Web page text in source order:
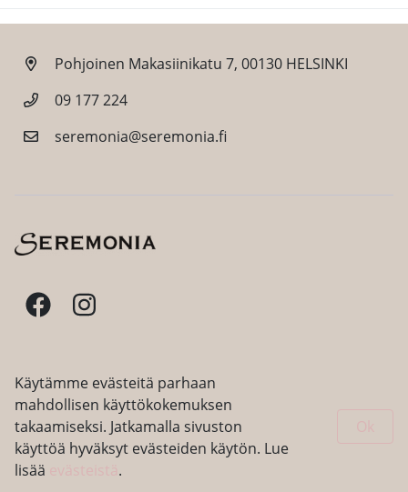
Käytämme evästeitä parhaan
mahdollisen käyttökokemuksen
takaamiseksi. Jatkamalla sivuston
käyttöä hyväksyt evästeiden käytön. Lue
lisää
.
Pohjoinen Makasiinikatu 7, 00130 HELSINKI
09 177 224
seremonia@seremonia.fi
FacebookInstagram